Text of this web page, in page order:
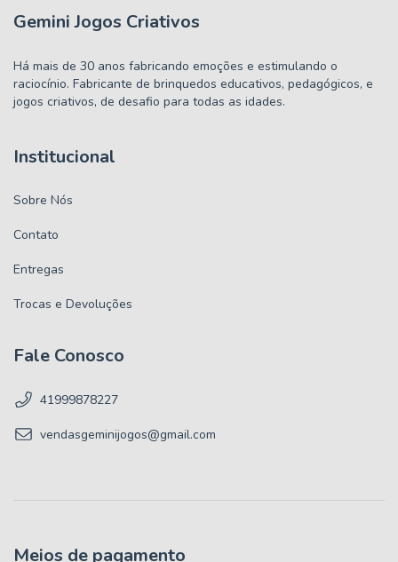
Gemini Jogos Criativos
Há mais de 30 anos fabricando emoções e estimulando o
raciocínio. Fabricante de brinquedos educativos, pedagógicos, e
jogos criativos, de desafio para todas as idades.
Institucional
Sobre Nós
Contato
Entregas
Trocas e Devoluções
Fale Conosco
41999878227
vendasgeminijogos@gmail.com
Meios de pagamento